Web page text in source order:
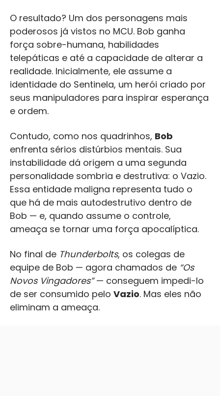
O resultado? Um dos personagens mais
poderosos já vistos no MCU. Bob ganha
força sobre-humana, habilidades
telepáticas e até a capacidade de alterar a
realidade. Inicialmente, ele assume a
identidade do Sentinela, um herói criado por
seus manipuladores para inspirar esperança
e ordem.
Contudo, como nos quadrinhos, Bob
enfrenta sérios distúrbios mentais. Sua
instabilidade dá origem a uma segunda
personalidade sombria e destrutiva: o Vazio.
Essa entidade maligna representa tudo o
que há de mais autodestrutivo dentro de
Bob — e, quando assume o controle,
ameaça se tornar uma força apocalíptica.
No final de Thunderbolts, os colegas de
equipe de Bob — agora chamados de “Os
Novos Vingadores”— conseguem impedi-lo
de ser consumido pelo Vazio. Mas eles não
eliminam a ameaça.